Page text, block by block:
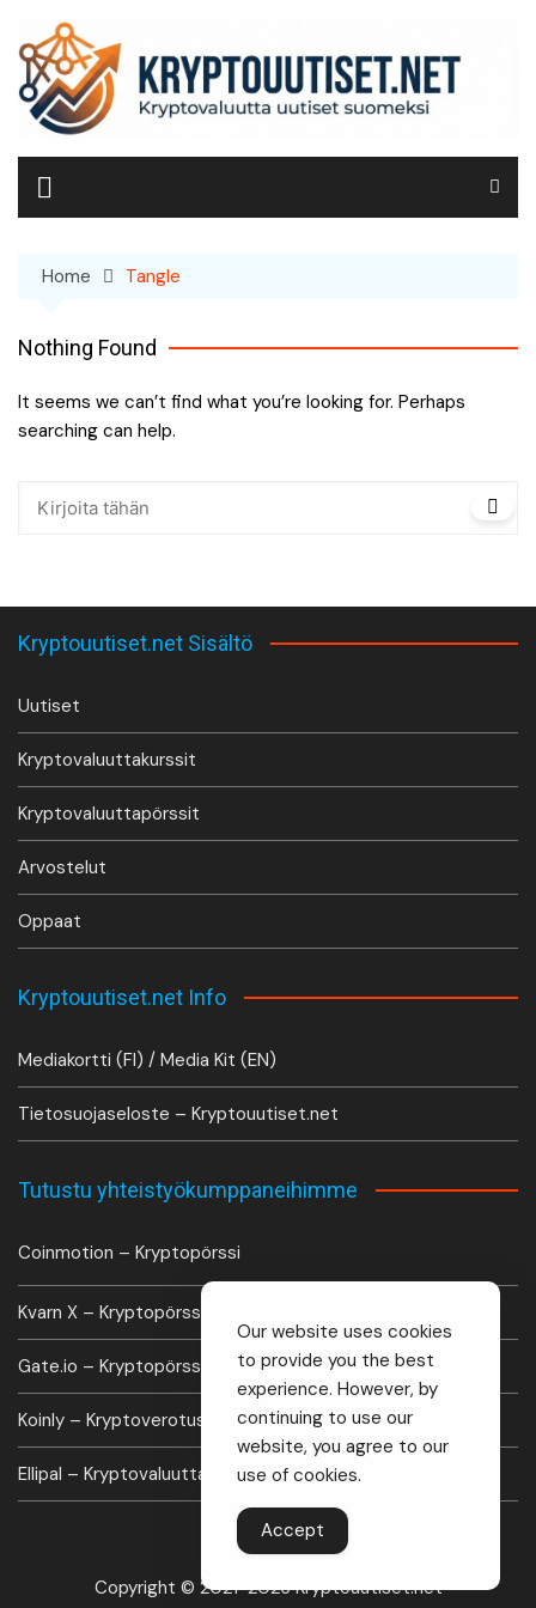
content
Home Tangle
Nothing Found
It seems we can’t find what you’re looking for. Perhaps
searching can help.
Kryptouutiset.net Sisältö
Uutiset
Kryptovaluuttakurssit
Kryptovaluuttapörssit
Arvostelut
Oppaat
Kryptouutiset.net Info
Mediakortti (FI) / Media Kit (EN)
Tietosuojaseloste – Kryptouutiset.net
Tutustu yhteistyökumppaneihimme
Coinmotion – Kryptopörssi
Kvarn X – Kryptopörssi
Gate.io – Kryptopörssi
Koinly – Kryptoverotus laskuri
Ellipal – Kryptovaluutta lompakko
Copyright © 2021-2026 Kryptouutiset.net
Our website uses cookies
to provide you the best
experience. However, by
continuing to use our
website, you agree to our
use of cookies.
Accept